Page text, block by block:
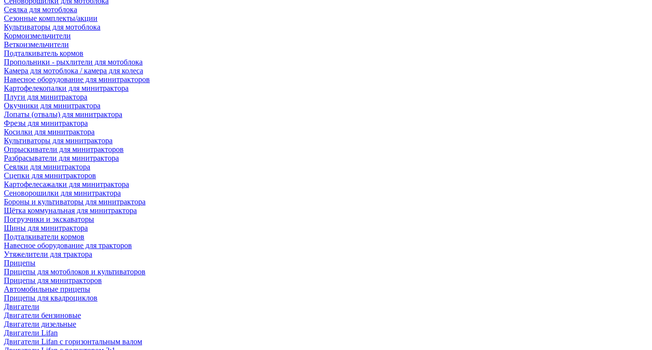
Сеялка для мотоблока
Сезонные комплекты/акции
Культиваторы для мотоблока
Кормоизмельчители
Веткоизмельчители
Подталкиватель кормов
Пропольники - рыхлители для мотоблока
Камера для мотоблока / камера для колеса
Навесное оборудование для минитракторов
Картофелекопалки для минитрактора
Плуги для минитрактора
Окучники для минитрактора
Лопаты (отвалы) для минитрактора
Фрезы для минитрактора
Косилки для минитрактора
Культиваторы для минитрактора
Опрыскиватели для минитракторов
Разбрасыватели для минитрактора
Сеялки для минитрактора
Сцепки для минитракторов
Картофелесажалки для минитрактора
Сеноворошилки для минитрактора
Бороны и культиваторы для минитрактора
Щётка коммунальная для минитрактора
Погрузчики и экскаваторы
Шины для минитрактора
Подталкиватели кормов
Навесное оборудование для тракторов
Утяжелители для трактора
Прицепы
Прицепы для мотоблоков и культиваторов
Прицепы для минитракторов
Автомобильные прицепы
Прицепы для квадроциклов
Двигатели
Двигатели бензиновые
Двигатели дизельные
Двигатели Lifan
Двигатели Lifan с горизонтальным валом